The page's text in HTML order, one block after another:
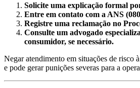
Solicite uma explicação formal
Entre em contato com a ANS
Registre uma reclamação no
Consulte um advogado
consumidor, se necessário.
Negar atendimento em situações de risco
e pode gerar punições severas para a